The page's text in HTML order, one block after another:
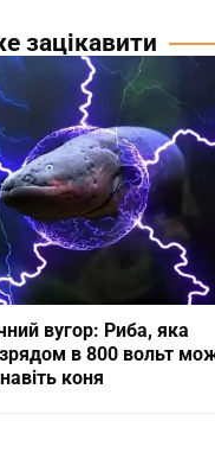
зацікавити
вугор: Риба, яка
в 800 вольт
коня